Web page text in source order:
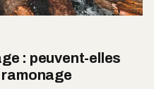
: peuvent-elles